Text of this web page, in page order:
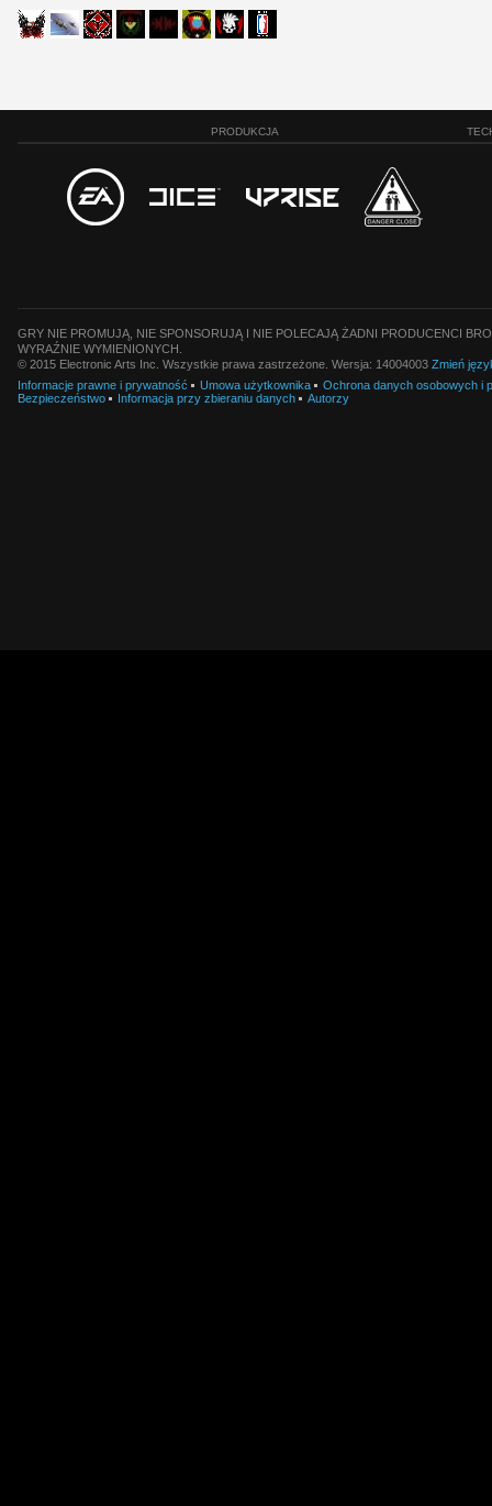
PRODUKCJA
GRY NIE PROMUJĄ, NIE SPONSORUJĄ I NIE POLECAJĄ ŻADNI PRODUCENCI
WYRAŹNIE WYMIENIONYCH.
© 2015 Electronic Arts Inc. Wszystkie prawa zastrzeżone. Wersja: 14004003 Zmień
Informacje prawne i prywatność
Umowa użytkownika
Ochrona danych osobowych i
Bezpieczeństwo
Informacja przy zbieraniu danych Autorzy